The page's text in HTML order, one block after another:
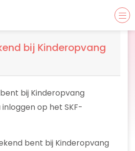
bij Kinderopvang
bij Kinderopvang
op het SKF-
bent bij Kinderopvang